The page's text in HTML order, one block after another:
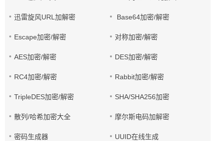
迅雷旋风URL加解密 Base64加密/解密
Escape加密/解密 对称加密/解密
AES加密/解密 DES加密/解密
RC4加密/解密 Rabbit加密/解密
TripleDES加密/解密 SHA/SHA256加密
散列/哈希加密大全 摩尔斯电码加解密
密码生成器 UUID在线生成